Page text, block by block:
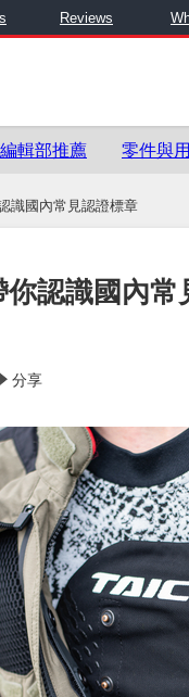
Reviews
編輯部推薦 零件與
識國內常見認證標章
你認識國內
分享